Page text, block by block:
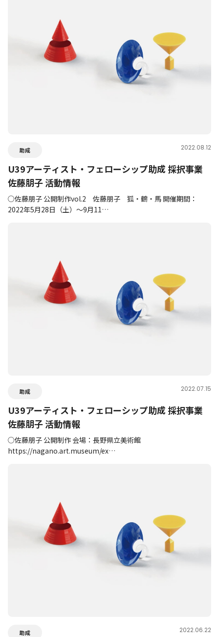
助成 2022.08.12
U39アーティスト・フェローシップ助成 採択事業
佐藤朋子 活動情報
○佐藤朋子 公開制作vol.2 佐藤朋子 狐・鶴・馬 開催期間：
2022年5月28日（土）～9月11…
助成 2022.07.15
U39アーティスト・フェローシップ助成 採択事業
佐藤朋子 活動情報
○佐藤朋子 公開制作 会場：長野県立美術館
https://nagano.art.museum/ex…
助成 2022.06.22